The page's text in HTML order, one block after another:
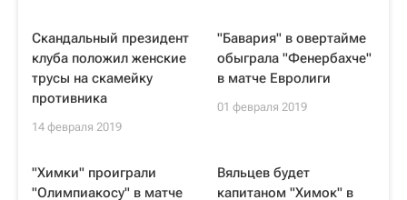
Скандальный президент
клуба положил женские
трусы на скамейку
противника
14 февраля 2019
"Бавария" в овертайме
обыграла "Фенербахче"
в матче Евролиги
01 февраля 2019
"Химки" проиграли
"Олимпиакосу" в матче
Вяльцев будет
капитаном "Химок" в